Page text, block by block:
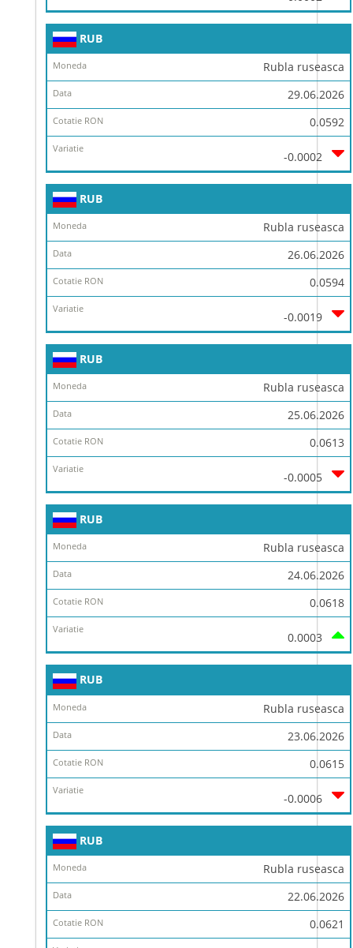
RUB
Rubla ruseasca
29.06.2026
0.0592
-0.0002
RUB
Rubla ruseasca
26.06.2026
0.0594
-0.0019
RUB
Rubla ruseasca
25.06.2026
0.0613
-0.0005
RUB
Rubla ruseasca
24.06.2026
0.0618
0.0003
RUB
Rubla ruseasca
23.06.2026
0.0615
-0.0006
RUB
Rubla ruseasca
22.06.2026
0.0621